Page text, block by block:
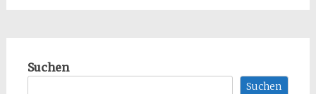
Suchen
Suchen